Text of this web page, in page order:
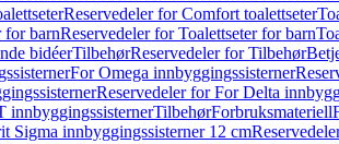
Reservedeler for Comfort toalettseter
for barnReservedeler for Toalettseter for barn
bidéerTilbehørReservedeler for Tilbehør
For Omega innbyggingssisterner
Reservedeler for For Delta
innbyggingssisternerTilbehørForbruksmateriell
Sigma innbyggingssisterner 12 cm